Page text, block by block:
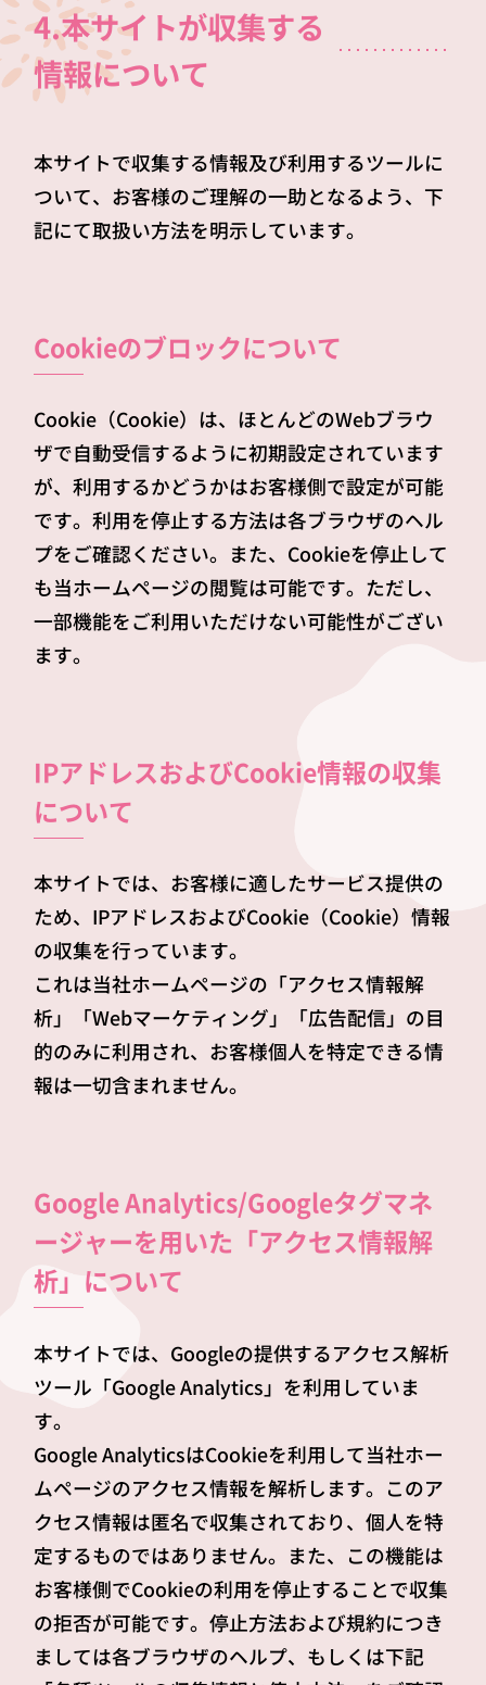
4.本サイトが収集する
情報について
本サイトで収集する情報及び利用するツールに
ついて、お客様のご理解の一助となるよう、下
記にて取扱い方法を明示しています。
Cookieのブロックについて
Cookie（Cookie）は、ほとんどのWebブラウ
ザで自動受信するように初期設定されています
が、利用するかどうかはお客様側で設定が可能
です。利用を停止する方法は各ブラウザのヘル
プをご確認ください。また、Cookieを停止して
も当ホームページの閲覧は可能です。ただし、
一部機能をご利用いただけない可能性がござい
ます。
IPアドレスおよびCookie情報の収集
について
本サイトでは、お客様に適したサービス提供の
ため、IPアドレスおよびCookie（Cookie）情報
の収集を行っています。
これは当社ホームページの「アクセス情報解
析」「Webマーケティング」「広告配信」の目
的のみに利用され、お客様個人を特定できる情
報は一切含まれません。
Google Analytics/Googleタグマネ
ージャーを用いた「アクセス情報解
析」について
本サイトでは、Googleの提供するアクセス解析
ツール「Google Analytics」を利用していま
す。
Google AnalyticsはCookieを利用して当社ホー
ムページのアクセス情報を解析します。このア
クセス情報は匿名で収集されており、個人を特
定するものではありません。また、この機能は
お客様側でCookieの利用を停止することで収集
の拒否が可能です。停止方法および規約につき
ましては各ブラウザのヘルプ、もしくは下記